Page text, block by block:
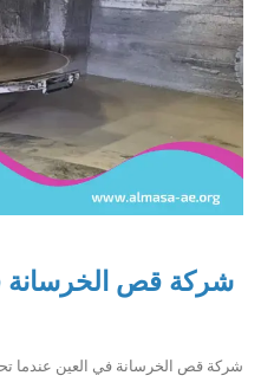
شركة قص الخرسانة في العين عندما